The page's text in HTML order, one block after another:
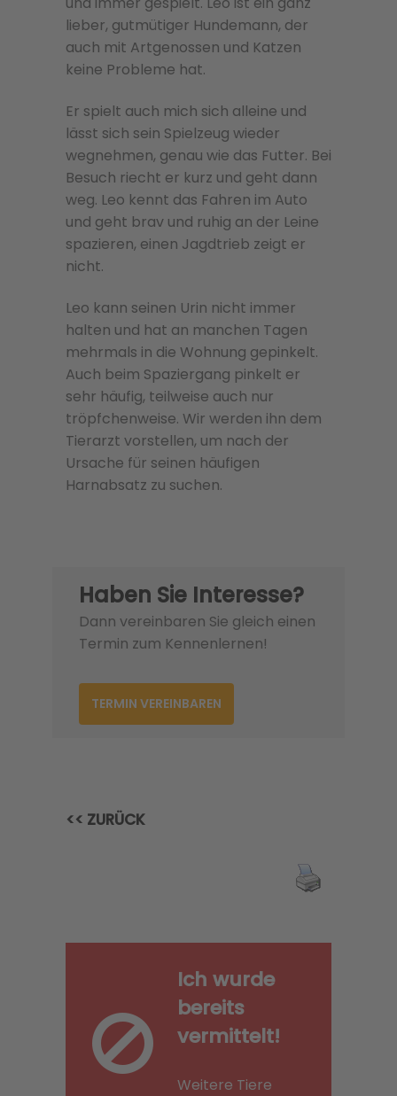
lieber, gutmütiger Hundemann, der
auch mit Artgenossen und Katzen
keine Probleme hat.
Er spielt auch mich sich alleine und
lässt sich sein Spielzeug wieder
wegnehmen, genau wie das Futter. Bei
Besuch riecht er kurz und geht dann
weg. Leo kennt das Fahren im Auto
und geht brav und ruhig an der Leine
spazieren, einen Jagdtrieb zeigt er
nicht.
Leo kann seinen Urin nicht immer
halten und hat an manchen Tagen
mehrmals in die Wohnung gepinkelt.
Auch beim Spaziergang pinkelt er
sehr häufig, teilweise auch nur
tröpfchenweise. Wir werden ihn dem
Tierarzt vorstellen, um nach der
Ursache für seinen häufigen
Harnabsatz zu suchen.
Haben Sie Interesse?
Dann vereinbaren Sie gleich einen
Termin zum Kennenlernen!
TERMIN VEREINBAREN
<< ZURÜCK
Ich wurde
bereits
vermittelt!
Weitere Tiere